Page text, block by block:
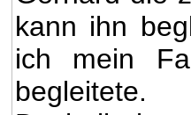
kann ihn
ich mein
begleitete.